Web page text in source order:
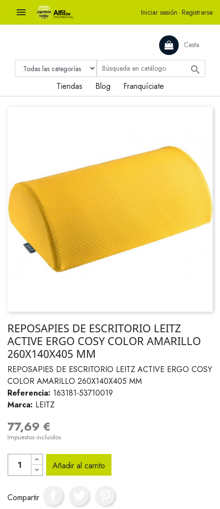
 Iniciar sesión · Registrarse
Cesta

Tiendas Blog Franquíciate
REPOSAPIES DE ESCRITORIO LEITZ
ACTIVE ERGO COSY COLOR AMARILLO
260X140X405 MM
REPOSAPIES DE ESCRITORIO LEITZ ACTIVE ERGO COSY
COLOR AMARILLO 260X140X405 MM
Referencia: 163181-53710019
Marca: LEITZ
77,69 €
Impuestos incluidos
Añadir al carrito
Compartir